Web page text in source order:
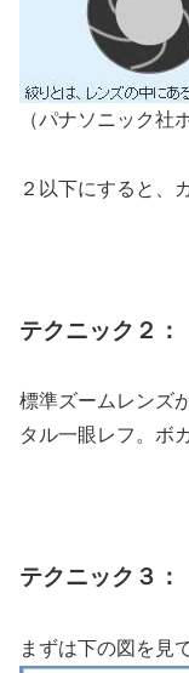
（パナソニック社
２以下にすると、
テクニック２
標準ズームレンズ
タル一眼レフ。ボ
テクニック３
まずは下の図を見